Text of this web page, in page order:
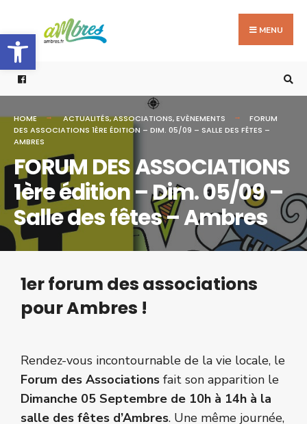
Ouvrir la barre d’outils MENU
HOME ACTUALITÉS,ASSOCIATIONS,EVÈNEMENTS
FORUM
DES ASSOCIATIONS 1ÈRE ÉDITION – DIM. 05/09 – SALLE DES FÊTES –
AMBRES
FORUM DES ASSOCIATIONS
1ère édition – Dim. 05/09 –
Salle des fêtes – Ambres
1er forum des associations
pour Ambres !
Rendez-vous incontournable de la vie locale, le
Forum des Associations fait son apparition le
Dimanche 05 Septembre de 10h à 14h à la
salle des fêtes d’Ambres. Une même journée,